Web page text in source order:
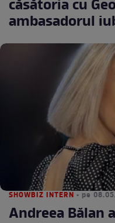
căsătoria cu
ambasadorul
SHOWBIZ INTERN • pe
Andreea Bălan